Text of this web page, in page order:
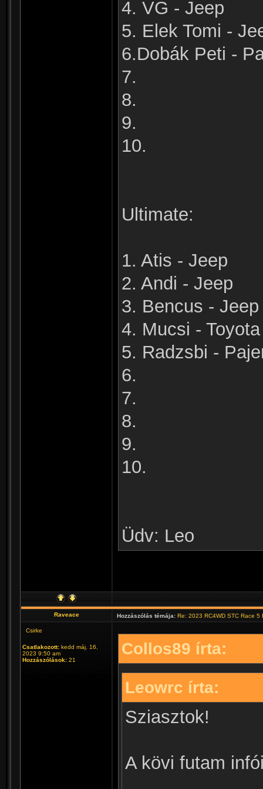
4. VG - Jeep
5. Elek Tomi -
6.Dobák Peti -
7.
8.
9.
10.
Ultimate:
1. Atis - Jeep
2. Andi - Jeep
3. Bencus - Jeep
4. Mucsi - Toyota
5. Radzsbi -
6.
7.
8.
9.
10.
Üdv: Leo
Raveace Hozzászólás témája: Re: 2023 RC4WD STC Race 5
Csirke
Csatlakozott: kedd máj. 16,
2023 9:50 am
Hozzászólások: 21
Collos89 írta:
Leowrc írta:
Sziasztok!
A kövi futam